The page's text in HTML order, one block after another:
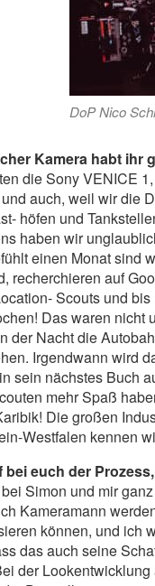
DoP Nico
Kamera habt ihr
die Sony VENICE
auch, weil wir die
höfen und
haben wir
einen Monat sind
recherchieren auf
Scouts und
Das waren nicht
der Nacht die
Irgendwann wird
sein nächstes Buch
mehr Spaß
Die großen
Westfalen kennen
bei euch der
Simon und mir
Kameramann
können, und ich
das auch seine
der